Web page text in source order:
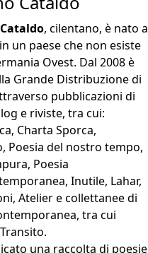
, cilentano, è nato a
un paese che non esiste
Ovest. Dal 2008 è
Grande Distribuzione di
pubblicazioni di
e riviste, tra cui:
Charta Sporca,
Poesia del nostro tempo,
, Poesia
, Inutile, Lahar,
, Ateliere collettanee di
tra cui
una raccolta di poesie